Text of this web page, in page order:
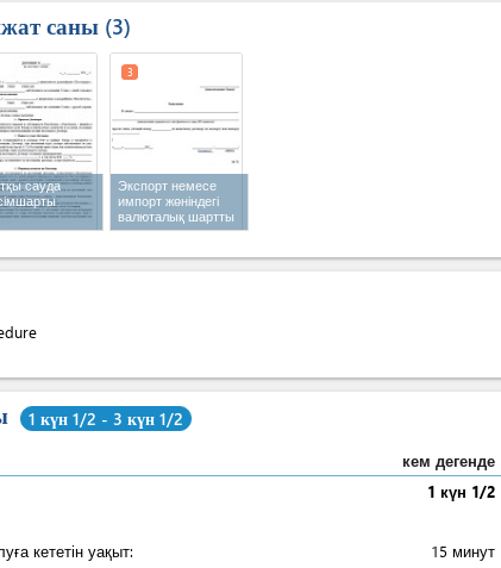
саны 3
сауда
Экспорт немесе
импорт жөніндегі
валюталық шартты
валюталық
шығару туралы
3
1 күн 1/2 - 3 күн 1/2
кем дегенде
1 күн 1/2
кететін уақыт:
15 минут